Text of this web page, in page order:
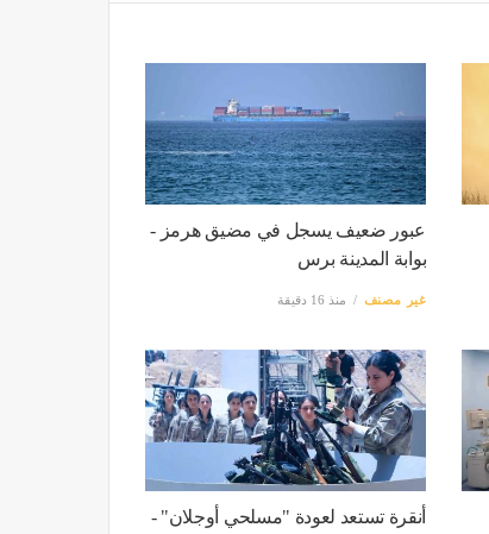
عبور ضعيف يسجل في مضيق هرمز -
بوابة المدينة برس
غير مصنف منذ 16 دقيقة
أنقرة تستعد لعودة "مسلحي أوجلان" -